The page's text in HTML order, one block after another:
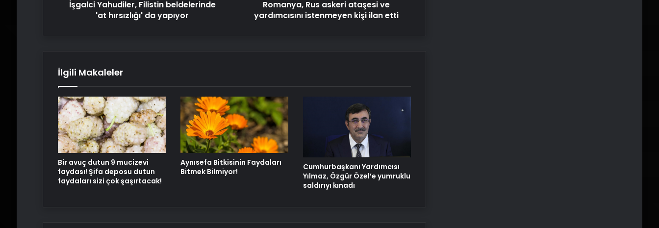
İşgalci Yahudiler, Filistin beldelerinde
'at hırsızlığı' da yapıyor
Romanya, Rus askeri ataşesi ve
yardımcısını istenmeyen kişi ilan etti
İlgili Makaleler
Bir avuç dutun 9 mucizevi
faydası! Şifa deposu dutun
faydaları sizi çok şaşırtacak!
Aynısefa Bitkisinin Faydaları
Bitmek Bilmiyor!
Cumhurbaşkanı Yardımcısı
Yılmaz, Özgür Özel’e yumruklu
saldırıyı kınadı